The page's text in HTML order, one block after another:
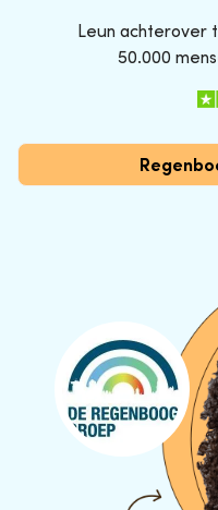
Leun achterover
50.000